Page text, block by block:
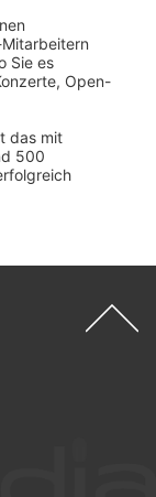
Sie es
Open-
das mit
500